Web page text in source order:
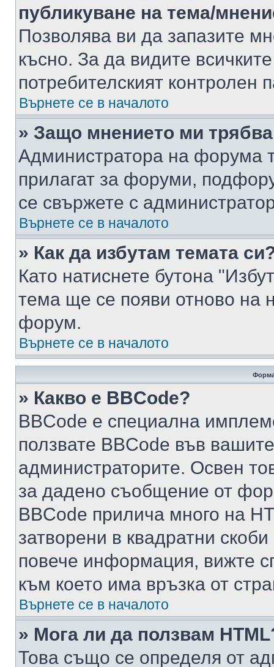
публикуване на тема/
Позволява ви да запазите
късно. За да видите
потребителският контролен
Върнете се в началото
» Защо мнението ми
Администратора на форума
прилагат за форуми,
се свържете с
Върнете се в началото
» Как да избутам темата
Като натиснете бутона
тема ще се появи отново на
форум.
Върнете се в началото
» Какво е BBCode?
BBCode е специална
ползвате BBCode във
администраторите. Освен
за дадено съобщение от
BBCode прилича много на
затворени в квадратни
повече информация, вижте
към което има връзка от
Върнете се в началото
» Мога ли да ползвам
Това също се определя от